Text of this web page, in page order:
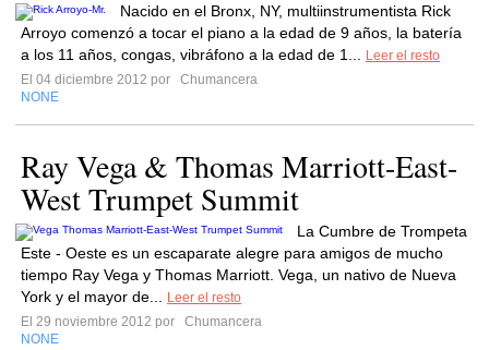
Nacido en el Bronx, NY, multiinstrumentista Rick
Arroyo comenzó a tocar el piano a la edad de 9 años, la batería
a los 11 años, congas, vibráfono a la edad de 1...
Leer el resto
El 04 diciembre 2012 por
Chumancera
NONE
Ray Vega & Thomas Marriott-East-
West Trumpet Summit
La Cumbre de Trompeta
Este - Oeste es un escaparate alegre para amigos de mucho
tiempo Ray Vega y Thomas Marriott. Vega, un nativo de Nueva
York y el mayor de...
Leer el resto
El 29 noviembre 2012 por
Chumancera
NONE